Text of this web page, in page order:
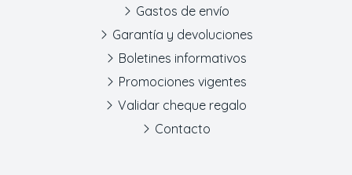
Gastos de envío
Garantía y devoluciones
Boletines informativos
Promociones vigentes
Validar cheque regalo
Contacto